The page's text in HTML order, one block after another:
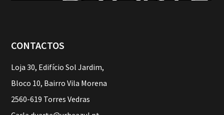
CONTACTOS
Loja 30, Edifício Sol Jardim,
Bloco 10, Bairro Vila Morena
2560-619 Torres Vedras